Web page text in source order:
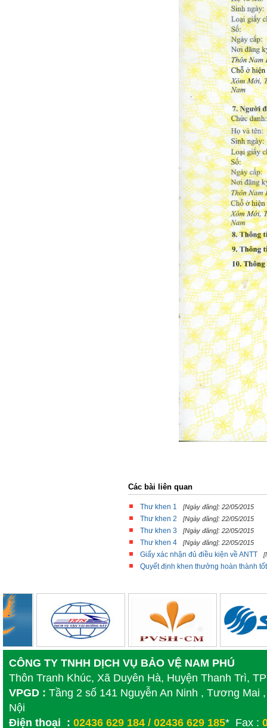
Các bài liên quan
Thư khen 1 [Ngày đăng]: 22/05/2015
Thư khen 2 [Ngày đăng]: 22/05/2015
Thư khen 3 [Ngày đăng]: 22/05/2015
Thư khen 4 [Ngày đăng]: 22/05/2015
Giấy xác nhận đủ điều kiện về ANTT
Quyết định khen thưởng hoàn thành
CÔNG TY TNHH DỊCH VỤ BẢO VỆ NAM PHÚ
Thôn Tranh Khúc, Xã Duyên Hà, Huyện Thanh Trì,
VPGD : Tầng 2 số 141 Nguyễn An Ninh , Tương Mai
Nội
Điện thoại : 02436 629 184 / 02436 629 185* Fax :